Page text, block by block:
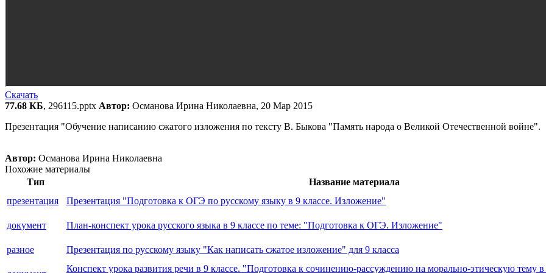
Скачать
77.68 КБ, 296115.pptx Автор: Османова Ирина Николаевна, 20 Мар 2015
Презентация "Обучение написанию сжатого изложения по тексту В. Быкова "Память народа о Великой Отечественной войне".
Автор: Османова Ирина Николаевна
Похожие материалы
Тип
Название материала
презентация
Презентация "Подготовка к ОГЭ по русскому языку в 9 классе. Изложение"
документ План-конспект урока русского языка в 9 классе по теме: "Подготовка к ОГЭ. Изложение"
разное Презентация по русскому языку "Как написать сжатое изложение" для 9 класса
Конспект урока развития речи в 9 классе. "Подготовка к сочинению-рассуждению на морально-этическую тему